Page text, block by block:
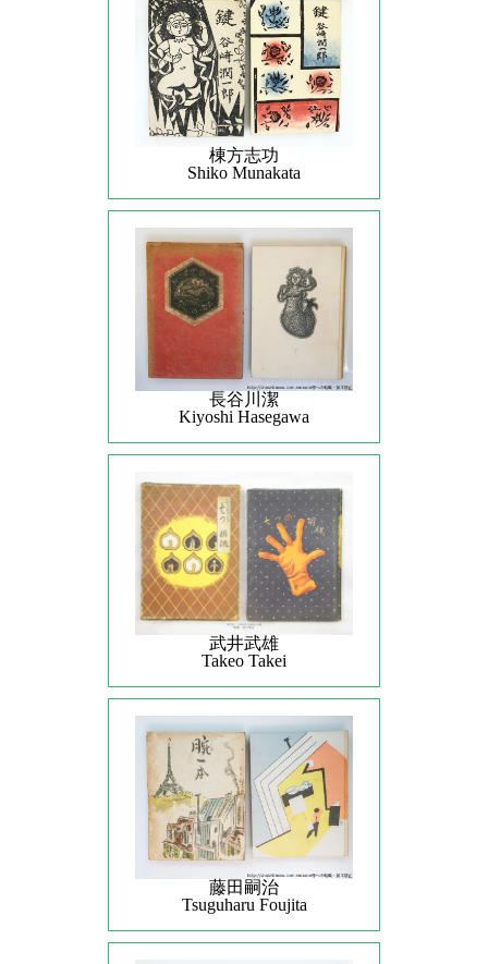
棟方志功
Shiko Munakata
長谷川潔
Kiyoshi Hasegawa
武井武雄
Takeo Takei
藤田嗣治
Tsuguharu Foujita